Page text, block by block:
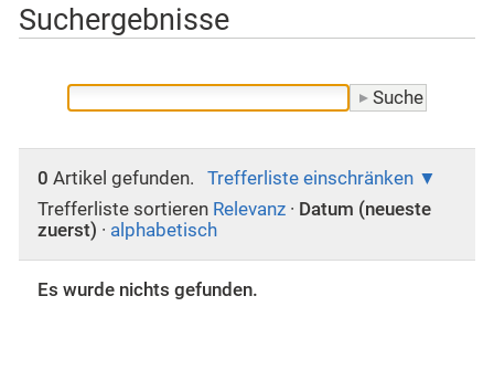
Suchergebnisse
0 Artikel gefunden.
Trefferliste einschränken
Trefferliste sortieren Relevanz · Datum (neueste
zuerst) · alphabetisch
Es wurde nichts gefunden.